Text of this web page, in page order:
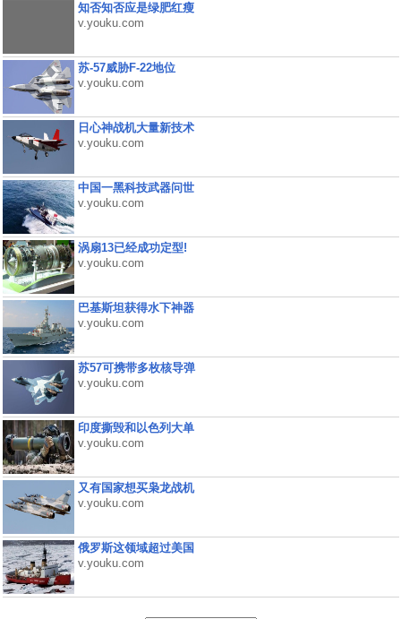
知否知否应是绿肥红瘦
v.youku.com
苏-57威胁F-22地位
v.youku.com
日心神战机大量新技术
v.youku.com
中国一黑科技武器问世
v.youku.com
涡扇13已经成功定型!
v.youku.com
巴基斯坦获得水下神器
v.youku.com
苏57可携带多枚核导弹
v.youku.com
印度撕毁和以色列大单
v.youku.com
又有国家想买枭龙战机
v.youku.com
俄罗斯这领域超过美国
v.youku.com